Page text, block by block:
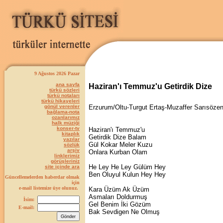
9 Ağustos 2026 Pazar
ana sayfa
türkü sözleri
türkü notaları
türkü hikayeleri
gönül verenler
bağlama-nota
ozanlarımız
halk müziği
konser-tv
kitaplık
yazılar
sözlük
arşiv
linklerimiz
görüşleriniz
site içinde ara
Güncellemelerden haberdar olmak
için
e-mail listemize üye olunuz.
İsim:
E-mail:
Haziran'ı Temmuz'u Getirdik Dize
Erzurum/Oltu-Turgut Ertaş-Muzaffer Sarısözen
Haziran'ı Temmuz'u
Getirdik Dize Balam
Gül Kokar Meler Kuzu
Onlara Kurban Olam
He Ley He Ley Gülüm Hey
Ben Oluyul Kulun Hey Hey
Kara Üzüm Ak Üzüm
Asmaları Doldurmuş
Gel Benim İki Gözüm
Bak Sevdigen Ne Olmuş